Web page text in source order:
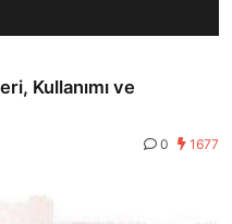
Kullanımı ve
0 1677